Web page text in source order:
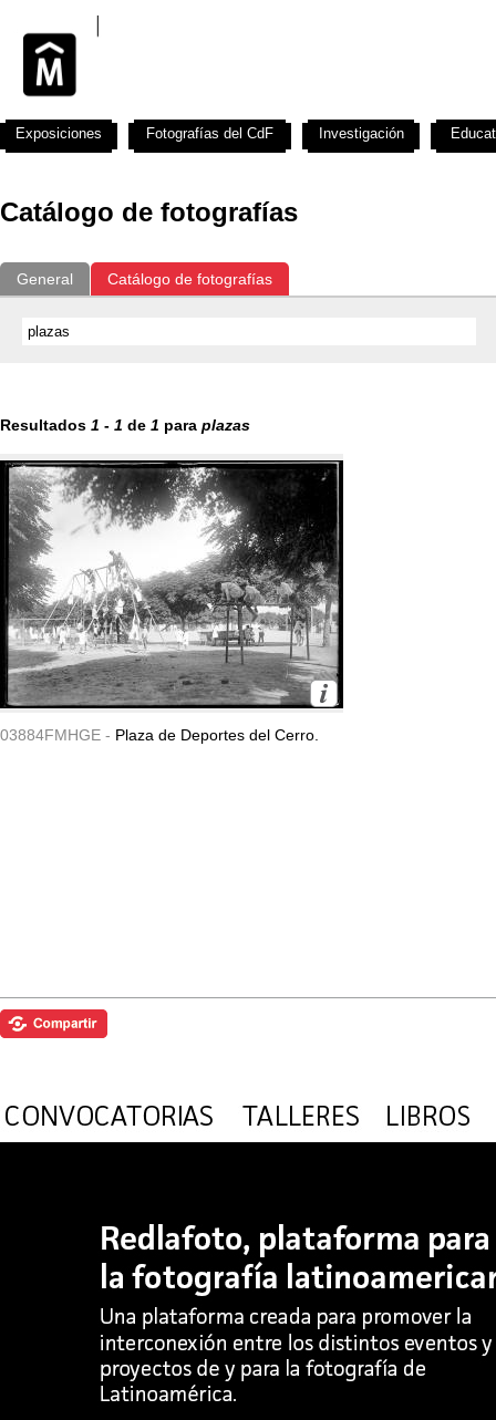
Catálogo de fotografías
General Catálogo de fotografías
Resultados 1 - 1 de 1 para plazas
03884FMHGE - Plaza de Deportes del Cerro.
Exposiciones Fotografías del CdF Investigación